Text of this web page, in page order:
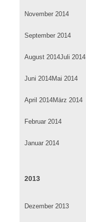
November 2014
September 2014
August 2014Juli 2014
Juni 2014Mai 2014
April 2014März 2014
Februar 2014
Januar 2014
2013
Dezember 2013